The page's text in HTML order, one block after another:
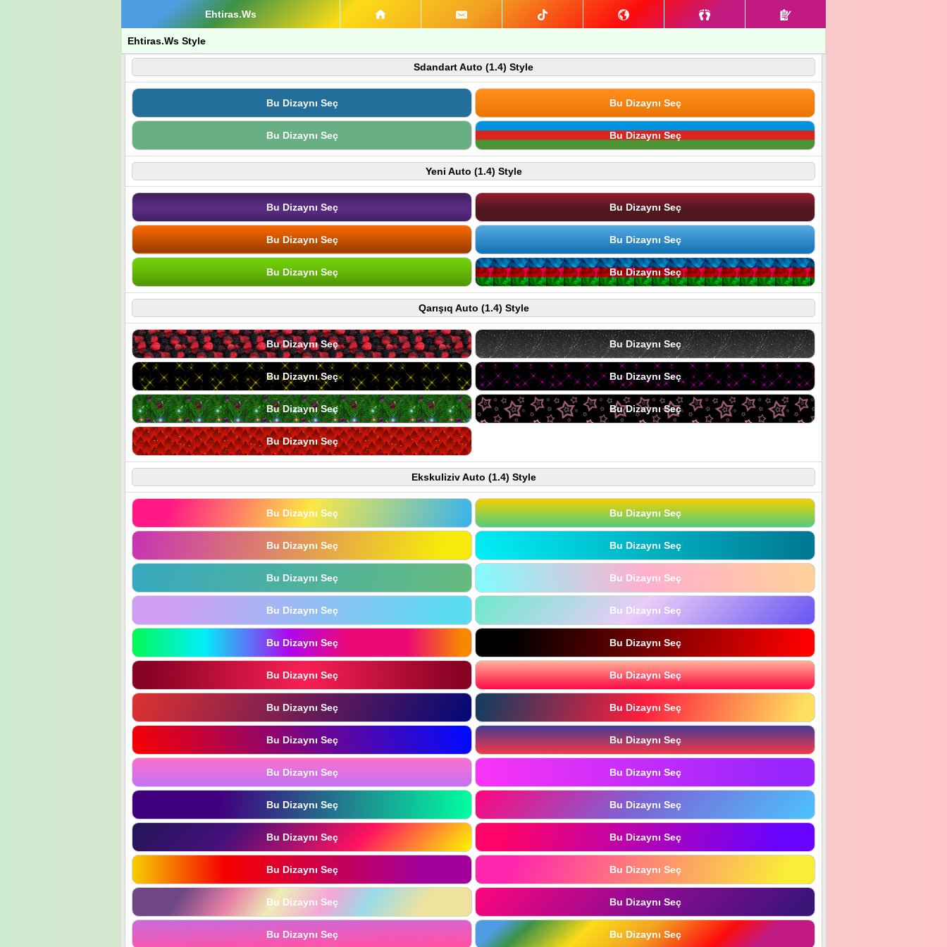
Ehtiras.Ws
Ehtiras.Ws Style
Sdandart Auto (1.4) Style
Bu Dizaynı Seç Bu Dizaynı Seç
Bu Dizaynı Seç Bu Dizaynı Seç
Yeni Auto (1.4) Style
Bu Dizaynı Seç Bu Dizaynı Seç
Bu Dizaynı Seç Bu Dizaynı Seç
Bu Dizaynı Seç Bu Dizaynı Seç
Qarışıq Auto (1.4) Style
Bu Dizaynı Seç Bu Dizaynı Seç
Bu Dizaynı Seç Bu Dizaynı Seç
Bu Dizaynı Seç Bu Dizaynı Seç
Bu Dizaynı Seç
Ekskuliziv Auto (1.4) Style
Bu Dizaynı Seç Bu Dizaynı Seç
Bu Dizaynı Seç Bu Dizaynı Seç
Bu Dizaynı Seç Bu Dizaynı Seç
Bu Dizaynı Seç Bu Dizaynı Seç
Bu Dizaynı Seç Bu Dizaynı Seç
Bu Dizaynı Seç Bu Dizaynı Seç
Bu Dizaynı Seç Bu Dizaynı Seç
Bu Dizaynı Seç Bu Dizaynı Seç
Bu Dizaynı Seç Bu Dizaynı Seç
Bu Dizaynı Seç Bu Dizaynı Seç
Bu Dizaynı Seç Bu Dizaynı Seç
Bu Dizaynı Seç Bu Dizaynı Seç
Bu Dizaynı Seç Bu Dizaynı Seç
Bu Dizaynı Seç Bu Dizaynı Seç